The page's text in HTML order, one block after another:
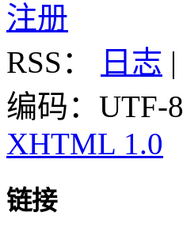
注册
RSS：
日志 |
编码：UTF-8
XHTML 1.0
链接